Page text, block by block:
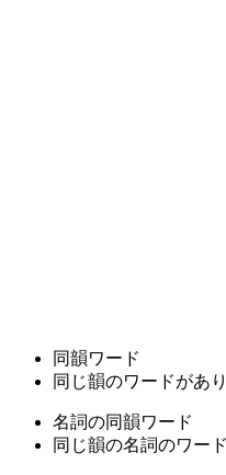
同韻ワード
同じ韻のワードがあ
名詞の同韻ワード
同じ韻の名詞のワー